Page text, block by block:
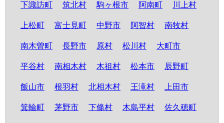
下諏訪町 筑北村 駒ヶ根市 阿南町 川上村
上松町 富士見町 中野市 阿智村 南牧村
南木曽町 長野市 原村 松川村 大町市
平谷村 南相木村 木祖村 松本市 辰野町
飯山市 根羽村 北相木村 王滝村 上田市
箕輪町 茅野市 下條村 木島平村 佐久穂町